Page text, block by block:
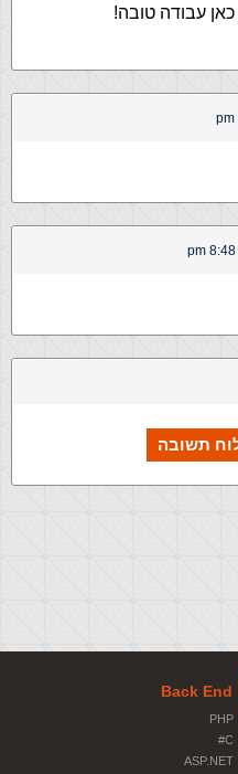
עבודה טובה!
תשובה
Back End
PHP
C#
ASP.NET